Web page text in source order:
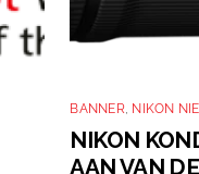
BANNER, NIKON
NIKON
AAN VAN